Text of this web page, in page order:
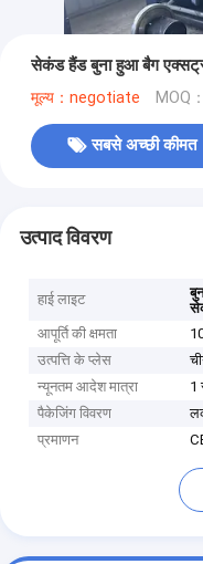
सेकंड हैंड बुना हुआ बैग
मूल्य：negotiate MOQ
सबसे अच्छी कीमत
उत्पाद विवरण
हाई लाइट
आपूर्ति की क्षमता
उत्पत्ति के प्लेस
न्यूनतम आदेश मात्रा
1
पैकेजिंग विवरण
प्रमाणन